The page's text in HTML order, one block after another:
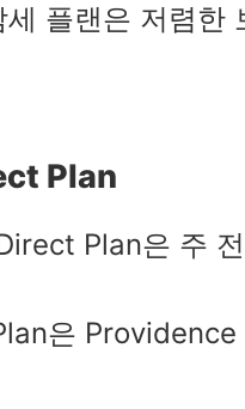
플랜은 저렴한
Plan
Plan은 주
은